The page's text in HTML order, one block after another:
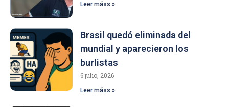
Leer máss »
Brasil quedó eliminada del
mundial y aparecieron los
burlistas
6 julio, 2026
Leer máss »